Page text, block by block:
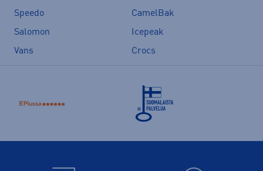
Speedo
CamelBak
Salomon
Icepeak
Vans
Crocs